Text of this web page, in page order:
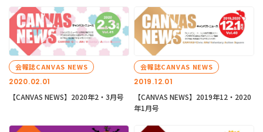
2020.02.01
会報誌CANVAS NEWS
【CANVAS NEWS】2020年2・3月号
2019.12.01
会報誌CANVAS NEWS
【CANVAS NEWS】2019年12・2020
年1月号